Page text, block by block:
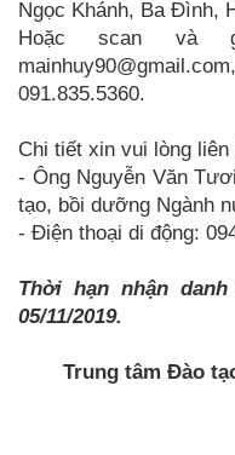
Ngọc Khánh, Ba Đình,
Hoặc scan và
091.835.5360.
Chi tiết xin vui lòng liên
- Ông Nguyễn Văn
tạo, bồi dưỡng Ngành
- Điện thoại di động:
Thời hạn nhận
05/11/2019.
Trung tâm Đào